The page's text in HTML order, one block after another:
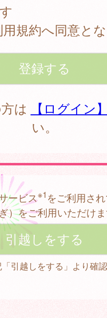
規約へ同意と
は
【ログイン
い。
ービス※1 をご利用さ
）をご利用いただけ
引越しをする」より確